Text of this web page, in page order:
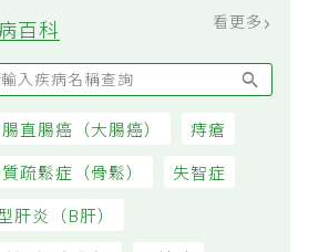
都在看 看更多
被認為無用的東西反幫了大忙！
50歲婦慶幸沒隨手丟棄的3樣物
品
守屋護遺體伴最後一程
先生走了，太太可以續領勞保年